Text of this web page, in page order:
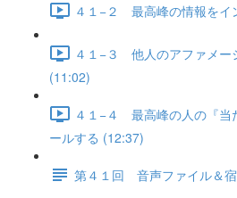
４１−２ 最高峰の情報をイ
４１−３ 他人のアファメー
(11:02)
４１−４ 最高峰の人の『当
ールする (12:37)
第４１回 音声ファイル＆